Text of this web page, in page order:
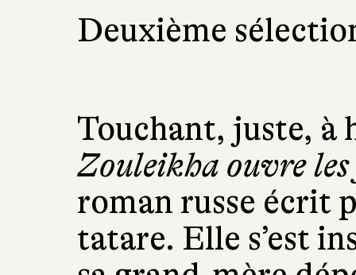
Deuxième
Touchant, juste, à
Zouleikha ouvre les
roman russe écrit
tatare. Elle s’est